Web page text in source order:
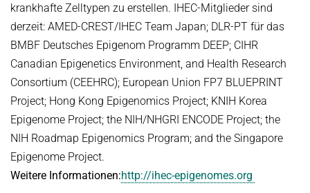
krankhafte Zelltypen zu erstellen. IHEC-Mitglieder sind
derzeit: AMED-CREST/IHEC Team Japan; DLR-PT für das
BMBF Deutsches Epigenom Programm DEEP; CIHR
Canadian Epigenetics Environment, and Health Research
Consortium (CEEHRC); European Union FP7 BLUEPRINT
Project; Hong Kong Epigenomics Project; KNIH Korea
Epigenome Project; the NIH/NHGRI ENCODE Project; the
NIH Roadmap Epigenomics Program; and the Singapore
Epigenome Project.
Weitere Informationen:http://ihec-epigenomes.org